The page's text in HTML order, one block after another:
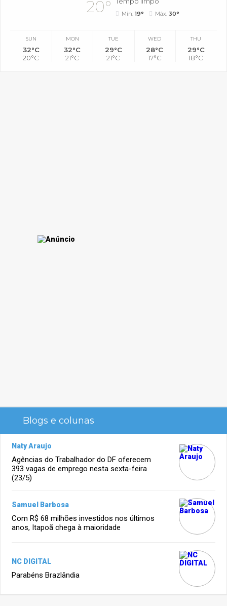
20° Mín.19° Máx. 30°
SUN
32°C
20°C
MON
32°C
21°C
TUE
29°C
21°C
WED
28°C
17°C
THU
29°C
18°C
Blogs e colunas
Naty Araujo
Agências do Trabalhador do DF oferecem
393 vagas de emprego nesta sexta-feira
(23/5)
Samuel Barbosa
Com R$ 68 milhões investidos nos últimos
anos, Itapoã chega à maioridade
NC DIGITAL
Parabéns Brazlândia